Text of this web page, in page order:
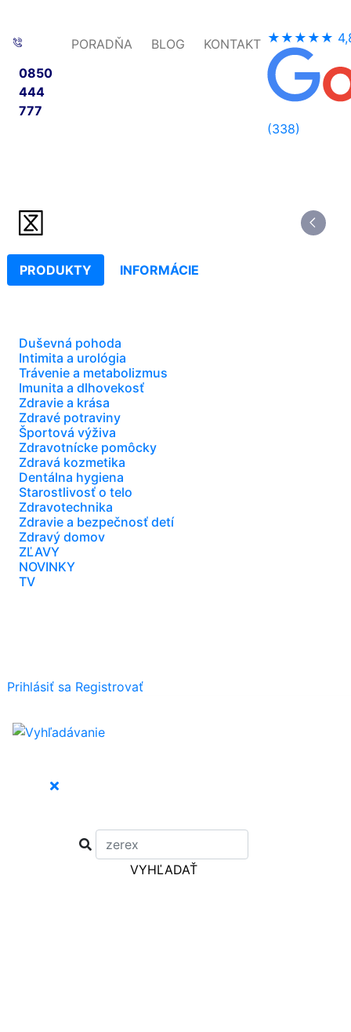
0850
444
777
PORADŇA BLOG KONTAKT ★★★★★
(338)
PRODUKTY INFORMÁCIE
Duševná pohoda
Intimita a urológia
Trávenie a metabolizmus
Imunita a dlhovekosť
Zdravie a krása
Zdravé potraviny
Športová výživa
Zdravotnícke pomôcky
Zdravá kozmetika
Dentálna hygiena
Starostlivosť o telo
Zdravotechnika
Zdravie a bezpečnosť detí
Zdravý domov
ZĽAVY
NOVINKY
TV
Prihlásiť sa Registrovať
VYHĽADAŤ